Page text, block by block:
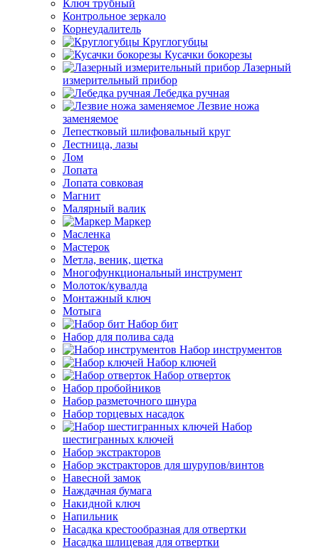
Ключ трубный
Контрольное зеркало
Корнеудалитель
Круглогубцы
Кусачки бокорезы
Лазерный
измерительный прибор
Лебедка ручная
Лезвие ножа
заменяемое
Лепестковый шлифовальный круг
Лестница, лазы
Лом
Лопата
Лопата совковая
Магнит
Малярный валик
Маркер
Масленка
Мастерок
Метла, веник, щетка
Многофункциональный инструмент
Молоток/кувалда
Монтажный ключ
Мотыга
Набор бит
Набор для полива сада
Набор инструментов
Набор ключей
Набор отверток
Набор пробойников
Набор разметочного шнура
Набор торцевых насадок
Набор
шестигранных ключей
Набор экстракторов
Набор экстракторов для шурупов/винтов
Навесной замок
Наждачная бумага
Накидной ключ
Напильник
Насадка крестообразная для отвертки
Насадка шлицевая для отвертки